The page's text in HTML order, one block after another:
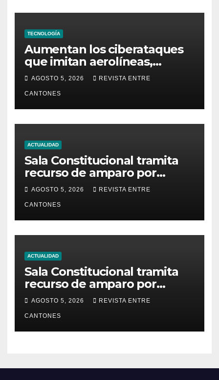
TECNOLOGÍA
Aumentan los ciberataques
que imitan aerolíneas,
hoteles y plataformas de
AGOSTO 5, 2026 REVISTA ENTRE
CANTONES
ACTUALIDAD
Sala Constitucional tramita
recurso de amparo por
presunta falta de respuesta
en relación con los
fundamentos técnicos del
examen de incorporación al
Colegio de Abogados
AGOSTO 5, 2026 REVISTA ENTRE
CANTONES
ACTUALIDAD
Sala Constitucional tramita
recurso de amparo por
presunta falta de respuesta
en relación con los
fundamentos técnicos del
examen de incorporación al
AGOSTO 5, 2026 REVISTA ENTRE
CANTONES